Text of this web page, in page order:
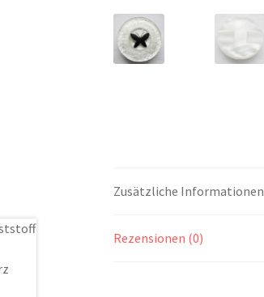
Zusätzliche Informationen
Rezensionen (0)